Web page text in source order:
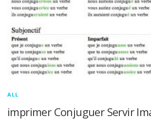
ALL
imprimer Conjuguer Servir